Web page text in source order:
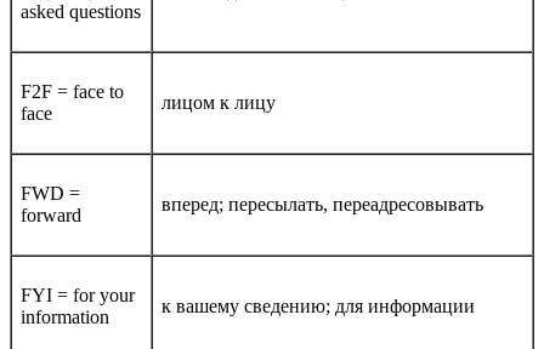
asked questions
F2F = face to
face
лицом к лицу
FWD =
forward
вперед; пересылать, переадресовывать
FYI = for your
information
к вашему сведению; для информации